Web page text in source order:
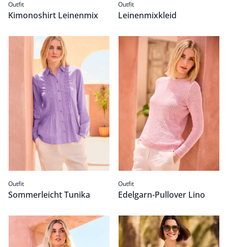
Outfit
Kimonoshirt Leinenmix
Outfit
Leinenmixkleid
Sommerleicht Tunika
Passform Outfit.
Outfit
Sommerleicht Tunika
Edelgarn-Pullover Lino
Passform Outfit.
Outfit
Edelgarn-Pullover Lino
Edelgarn-Pullover Lino
Passform Outfit. Kimono-Pullover
Passform Outfit.